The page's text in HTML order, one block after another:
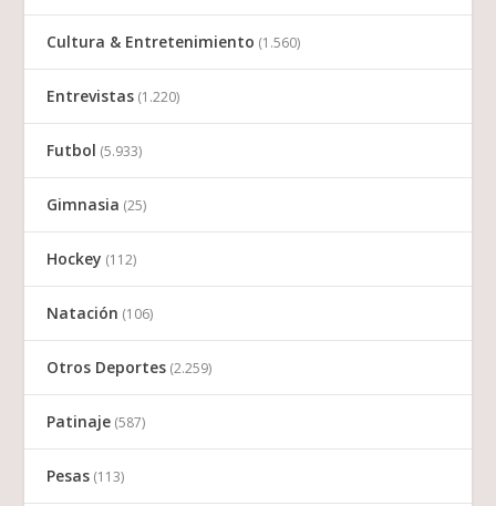
Cultura & Entretenimiento (1.560)
Entrevistas (1.220)
Futbol (5.933)
Gimnasia (25)
Hockey (112)
Natación (106)
Otros Deportes (2.259)
Patinaje (587)
Pesas (113)